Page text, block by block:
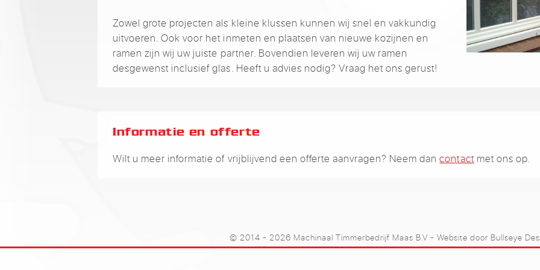
Zowel grote projecten als kleine klussen kunnen wij snel en vakkundig
uitvoeren. Ook voor het inmeten en plaatsen van nieuwe kozijnen en
ramen zijn wij uw juiste partner. Bovendien leveren wij uw ramen
desgewenst inclusief glas. Heeft u advies nodig? Vraag het ons gerust!
Informatie en offerte
Wilt u meer informatie of vrijblijvend een offerte aanvragen? Neem dancontact met ons op.
© 2014 - 2026 Machinaal Timmerbedrijf Maas B.V- Website doorBullseye